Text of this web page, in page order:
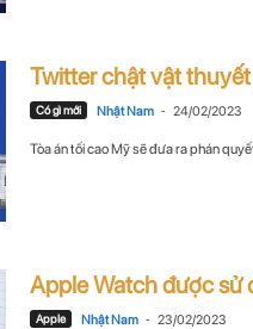
Twitter chật vật
Có gì mới Nhật Nam - 24/02/2023
Tòa án tối cao Mỹ sẽ đưa ra phán
Apple Watch được sử
Apple Nhật Nam - 23/02/2023